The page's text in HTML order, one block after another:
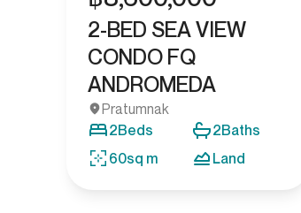
2-BED SEA VIEW
CONDO FQ
ANDROMEDA
Pratumnak
2Beds 2Baths
60sq m Land